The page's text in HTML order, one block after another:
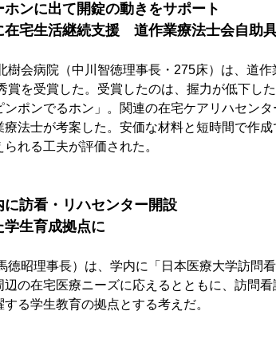
ンに出て開錠の動きをサポート
宅生活継続支援　道作業療法士会自助
会病院（中川智徳理事長・275床）は、道作
賞を受賞した。受賞したのは、握力が低下し
ンポンでるホン」。関連の在宅ケアリハセン
法士が考案した。安価な材料と短時間で作
れる工夫が評価された。
に訪看・リハセンター開設
生育成拠点に
昭理事長）は、学内に「日本医療大学訪問
辺の在宅医療ニーズに応えるとともに、訪問
る学生教育の拠点とする考えだ。